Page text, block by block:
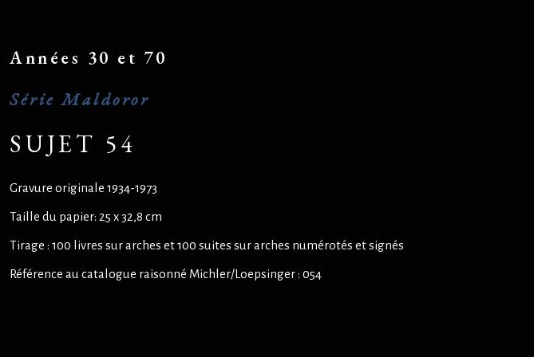
Années 30 et 70
Série Maldoror
SUJET 54
Gravure originale 1934-1973
Taille du papier: 25 x 32,8 cm
Tirage : 100 livres sur arches et 100 suites sur arches numérotés et signés
Référence au catalogue raisonné Michler/Loepsinger : 054